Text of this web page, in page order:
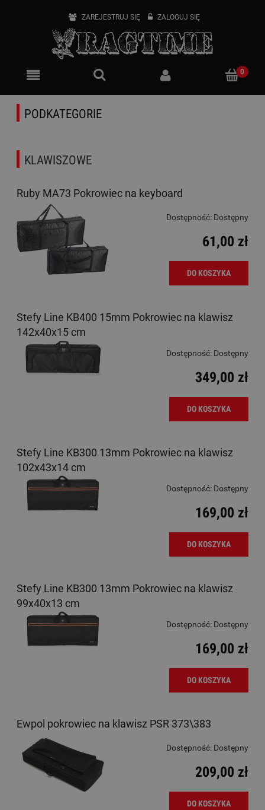
ZAREJESTRUJ SIĘ ZALOGUJ SIĘ
PODKATEGORIE
KLAWISZOWE
Ruby MA73 Pokrowiec na keyboard
Dostępność: Dostępny
61,00 zł
DO KOSZYKA
Stefy Line KB400 15mm Pokrowiec na klawisz
142x40x15 cm
Dostępność: Dostępny
349,00 zł
DO KOSZYKA
Stefy Line KB300 13mm Pokrowiec na klawisz
102x43x14 cm
Dostępność: Dostępny
169,00 zł
DO KOSZYKA
Stefy Line KB300 13mm Pokrowiec na klawisz
99x40x13 cm
Dostępność: Dostępny
169,00 zł
DO KOSZYKA
Ewpol pokrowiec na klawisz PSR 373\383
Dostępność: Dostępny
209,00 zł
DO KOSZYKA